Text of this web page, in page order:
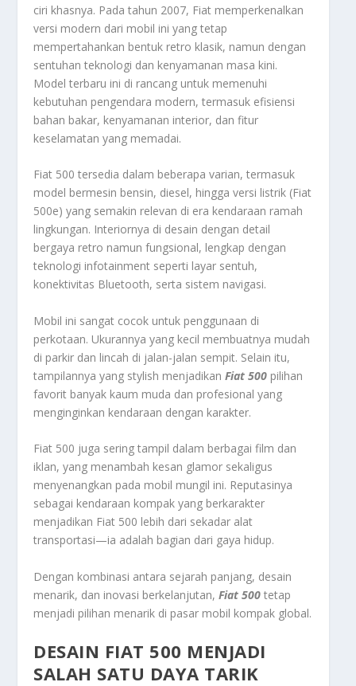
ciri khasnya. Pada tahun 2007, Fiat memperkenalkan
versi modern dari mobil ini yang tetap
mempertahankan bentuk retro klasik, namun dengan
sentuhan teknologi dan kenyamanan masa kini.
Model terbaru ini di rancang untuk memenuhi
kebutuhan pengendara modern, termasuk efisiensi
bahan bakar, kenyamanan interior, dan fitur
keselamatan yang memadai.
Fiat 500 tersedia dalam beberapa varian, termasuk
model bermesin bensin, diesel, hingga versi listrik (Fiat
500e) yang semakin relevan di era kendaraan ramah
lingkungan. Interiornya di desain dengan detail
bergaya retro namun fungsional, lengkap dengan
teknologi infotainment seperti layar sentuh,
konektivitas Bluetooth, serta sistem navigasi.
Mobil ini sangat cocok untuk penggunaan di
perkotaan. Ukurannya yang kecil membuatnya mudah
di parkir dan lincah di jalan-jalan sempit. Selain itu,
tampilannya yang stylish menjadikanFiat 500 pilihan
favorit banyak kaum muda dan profesional yang
menginginkan kendaraan dengan karakter.
Fiat 500 juga sering tampil dalam berbagai film dan
iklan, yang menambah kesan glamor sekaligus
menyenangkan pada mobil mungil ini. Reputasinya
sebagai kendaraan kompak yang berkarakter
menjadikan Fiat 500 lebih dari sekadar alat
transportasi—ia adalah bagian dari gaya hidup.
Dengan kombinasi antara sejarah panjang, desain
menarik, dan inovasi berkelanjutan,Fiat 500 tetap
menjadi pilihan menarik di pasar mobil kompak global.
DESAIN FIAT 500 MENJADI
SALAH SATU DAYA TARIK